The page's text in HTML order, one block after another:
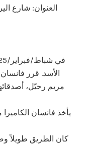
الأسد. قرر
مريم رحيّل،
يأخذ فانسان
كان الطريق طويلاً